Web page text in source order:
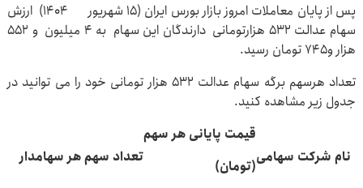
پس از پایان معاملات امروز بازار بورس ایران (۱۵ شهریور ۱۴۰۴) ارزش
سهام عدالت ۵۳۲ هزارتومانی دارندگان این سهام به ۴ میلیون و ۵۵۲
هزار و۷۴۵ تومان رسید.
تعداد هرسهم برگه سهام عدالت ۵۳۲ هزار تومانی خود را می توانید در
جدول زیر مشاهده کنید.
نام شرکت سهامی
قیمت پایانی هر سهم
(تومان)
تعداد سهم هر سهامدار